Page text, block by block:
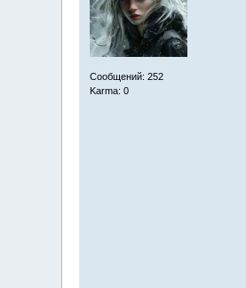
Сообщений: 252
Karma: 0